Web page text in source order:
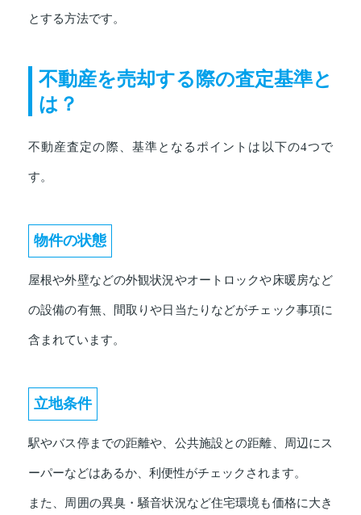
とする方法です。
不動産を売却する際の査定基準と
は？
不動産査定の際、基準となるポイントは以下の4つで
す。
物件の状態
屋根や外壁などの外観状況やオートロックや床暖房など
の設備の有無、間取りや日当たりなどがチェック事項に
含まれています。
立地条件
駅やバス停までの距離や、公共施設との距離、周辺にス
ーパーなどはあるか、利便性がチェックされます。
また、周囲の異臭・騒音状況など住宅環境も価格に大き